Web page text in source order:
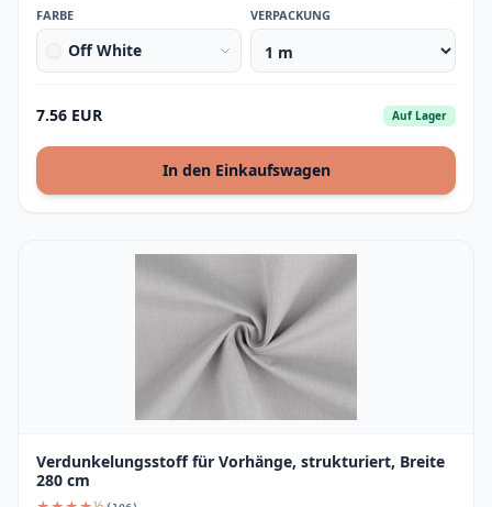
FARBE
Off White
VERPACKUNG
7.56 EUR Auf Lager
In den Einkaufswagen
Verdunkelungsstoff für Vorhänge, strukturiert, Breite
280 cm